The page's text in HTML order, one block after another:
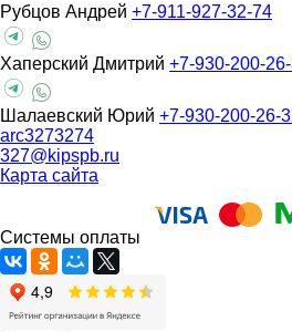
Рубцов Андрей +7-911-927-32-74
Хаперский Дмитрий +7-930-200-
Шалаевский Юрий +7-930-200-26-
arc3273274
327@kipspb.ru
Карта сайта
Системы оплаты